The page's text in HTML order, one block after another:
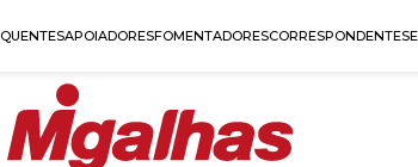
QUENTESAPOIADORESFOMENTADORESCORRESPONDENTES